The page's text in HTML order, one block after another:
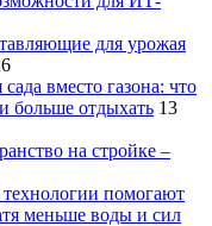
для урожая
вместо газона: что
больше отдыхать 13
на стройке –
помогают
меньше воды и сил